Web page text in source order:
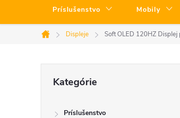
Príslušenstvo Mobily
Domov
Displeje Soft OLED 120HZ
kategórie
Kategórie
Príslušenstvo